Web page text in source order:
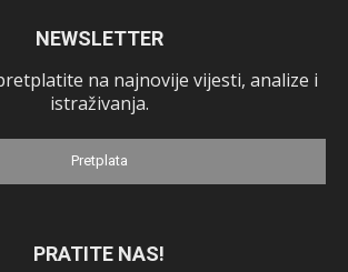
NEWSLETTER
na najnovije vijesti, analize i
istraživanja.
Pretplata
PRATITE NAS!